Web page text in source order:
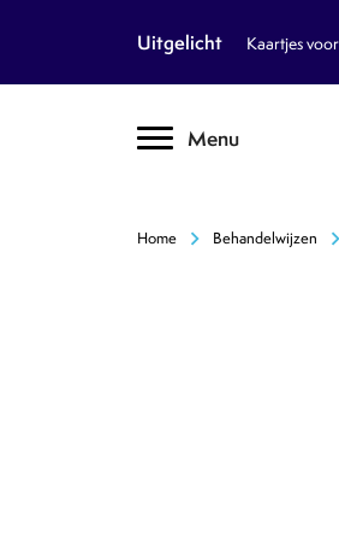
Uitgelicht Kaartjes
Menu
Nieuws
inventory_2 Dossiers
text_format Encyclopedie
Home chevron_right Behandelwijzen chevron_right